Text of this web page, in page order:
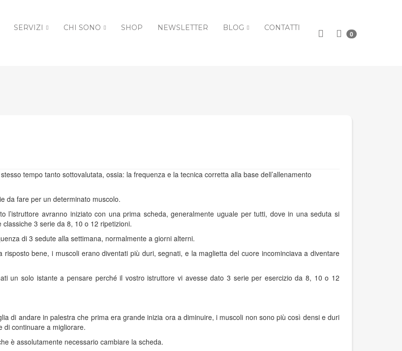
SERVIZI CHI SONO SHOP NEWSLETTER BLOG CONTATTI
0
tempo tanto sottovalutata, ossia: la frequenza e la tecnica corretta alla base dell’allenamento
da fare per un determinato muscolo.
l’istruttore avranno iniziato con una prima scheda, generalmente uguale per tutti, dove in una seduta si
3 serie da 8, 10 o 12 ripetizioni.
di 3 sedute alla settimana, normalmente a giorni alterni.
bene, i muscoli erano diventati più duri, segnati, e la maglietta del cuore incominciava a diventare
un solo istante a pensare perché il vostro istruttore vi avesse dato 3 serie per esercizio da 8, 10 o 12
di andare in palestra che prima era grande inizia ora a diminuire, i muscoli non sono più così densi e duri
di continuare a migliorare.
è assolutamente necessario cambiare la scheda.